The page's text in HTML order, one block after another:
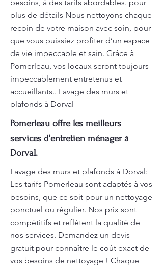
besoins, à des tarifs abordables. pour
plus de détails Nous nettoyons chaque
recoin de votre maison avec soin, pour
que vous puissiez profiter d’un espace
de vie impeccable et sain. Grâce à
Pomerleau, vos locaux seront toujours
impeccablement entretenus et
accueillants.. Lavage des murs et
plafonds à Dorval
Pomerleau offre les meilleurs
services d'entretien ménager à
Dorval.
Lavage des murs et plafonds à Dorval:
Les tarifs Pomerleau sont adaptés à vos
besoins, que ce soit pour un nettoyage
ponctuel ou régulier. Nos prix sont
compétitifs et reflètent la qualité de
nos services. Demandez un devis
gratuit pour connaître le coût exact de
vos besoins de nettoyage ! Chaque